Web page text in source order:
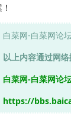
白菜网-白菜网论
以上内容通过网
白菜网-白菜网论
https://